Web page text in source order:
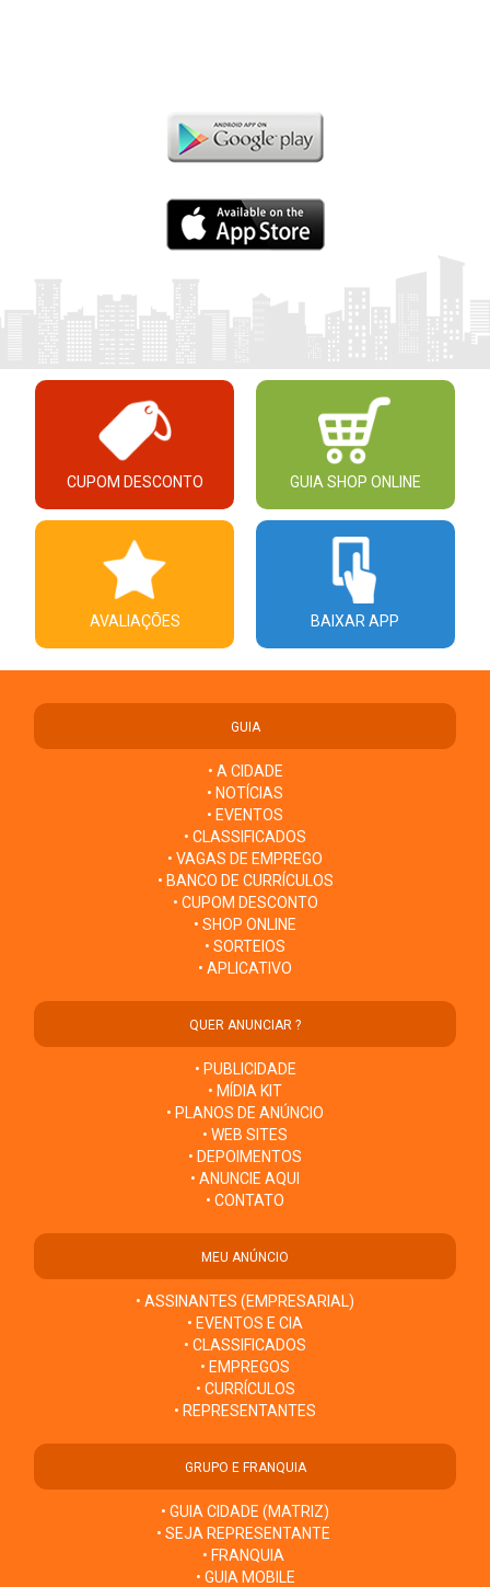
CUPOM DESCONTO GUIA SHOP ONLINE
AVALIAÇÕES BAIXAR APP
GUIA
• A CIDADE
• NOTÍCIAS
• EVENTOS
• CLASSIFICADOS
• VAGAS DE EMPREGO
• BANCO DE CURRÍCULOS
• CUPOM DESCONTO
• SHOP ONLINE
• SORTEIOS
• APLICATIVO
QUER ANUNCIAR ?
• PUBLICIDADE
• MÍDIA KIT
• PLANOS DE ANÚNCIO
• WEB SITES
• DEPOIMENTOS
• ANUNCIE AQUI
• CONTATO
MEU ANÚNCIO
• ASSINANTES (EMPRESARIAL)
• EVENTOS E CIA
• CLASSIFICADOS
• EMPREGOS
• CURRÍCULOS
• REPRESENTANTES
GRUPO E FRANQUIA
• GUIA CIDADE (MATRIZ)
• SEJA REPRESENTANTE
• FRANQUIA
• GUIA MOBILE